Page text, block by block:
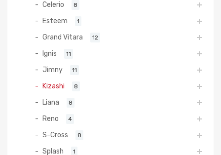
Celerio 8
Esteem 1
Grand Vitara 12
Ignis 11
Jimny 11
Kizashi 8
Liana 8
Reno 4
S-Cross 8
Splash 1